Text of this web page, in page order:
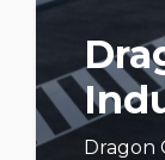
Dragon